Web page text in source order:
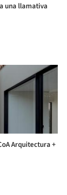
una llamativa
Arquitectura +